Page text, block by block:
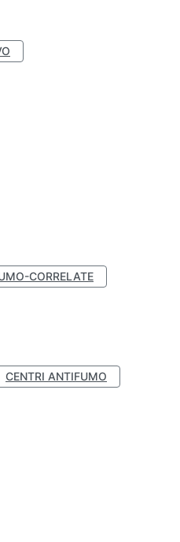
CORRELATE
CENTRI ANTIFUMO